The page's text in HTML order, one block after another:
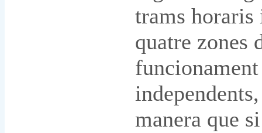
trams horaris
quatre zones
funcionament
manera que